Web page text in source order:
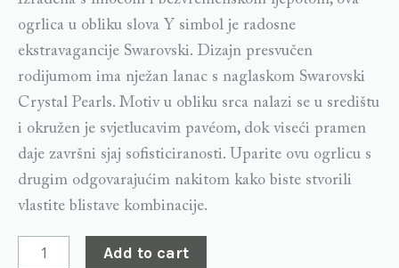
ogrlica u obliku slova Y simbol je radosne
ekstravagancije Swarovski. Dizajn presvučen
rodijumom ima nježan lanac s naglaskom Swarovski
Crystal Pearls. Motiv u obliku srca nalazi se u središtu
i okružen je svjetlucavim pavéom, dok viseći pramen
daje završni sjaj sofisticiranosti. Uparite ovu ogrlicu s
drugim odgovarajućim nakitom kako biste stvorili
vlastite blistave kombinacije.
Add to cart